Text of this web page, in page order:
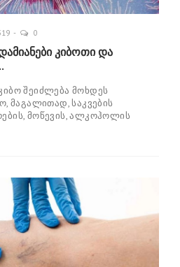
0
კიბოთი და
შეიძლება მოხდეს
მაგალითად, საკვების
მოწევის, ალკოჰოლის